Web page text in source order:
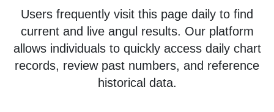
Users frequently visit this page daily to find
current and live angul results. Our platform
allows individuals to quickly access daily chart
records, review past numbers, and reference
historical data.